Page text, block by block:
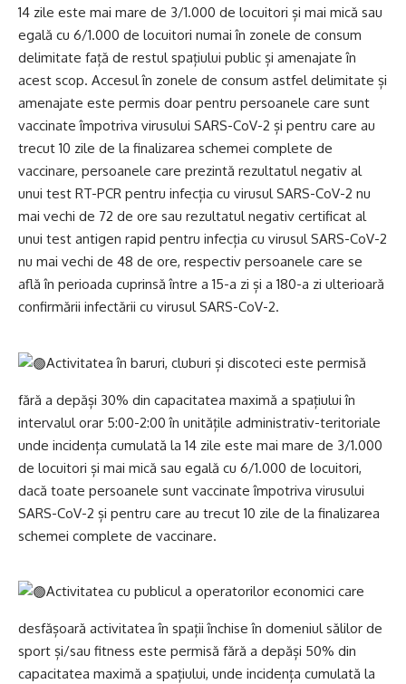
14 zile este mai mare de 3/1.000 de locuitori și mai mică sau
egală cu 6/1.000 de locuitori numai în zonele de consum
delimitate față de restul spațiului public și amenajate în
acest scop. Accesul în zonele de consum astfel delimitate și
amenajate este permis doar pentru persoanele care sunt
vaccinate împotriva virusului SARS-CoV-2 și pentru care au
trecut 10 zile de la finalizarea schemei complete de
vaccinare, persoanele care prezintă rezultatul negativ al
unui test RT-PCR pentru infecția cu virusul SARS-CoV-2 nu
mai vechi de 72 de ore sau rezultatul negativ certificat al
unui test antigen rapid pentru infecția cu virusul SARS-CoV-2
nu mai vechi de 48 de ore, respectiv persoanele care se
află în perioada cuprinsă între a 15-a zi și a 180-a zi ulterioară
confirmării infectării cu virusul SARS-CoV-2.
Activitatea în baruri, cluburi și discoteci este permisă
fără a depăși 30% din capacitatea maximă a spațiului în
intervalul orar 5:00-2:00 în unitățile administrativ-teritoriale
unde incidența cumulată la 14 zile este mai mare de 3/1.000
de locuitori și mai mică sau egală cu 6/1.000 de locuitori,
dacă toate persoanele sunt vaccinate împotriva virusului
SARS-CoV-2 și pentru care au trecut 10 zile de la finalizarea
schemei complete de vaccinare.
Activitatea cu publicul a operatorilor economici care
desfășoară activitatea în spații închise în domeniul sălilor de
sport și/sau fitness este permisă fără a depăși 50% din
capacitatea maximă a spațiului, unde incidența cumulată la